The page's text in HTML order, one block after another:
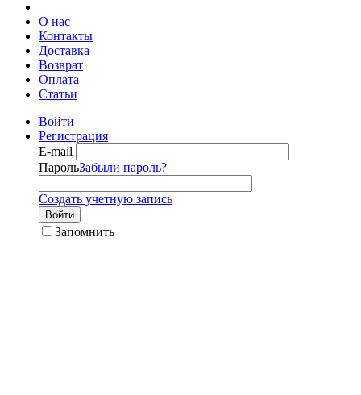
О нас
Контакты
Доставка
Возврат
Оплата
Статьи
Войти
Регистрация
E-mail
ПарольЗабыли пароль?
Создать учетную запись
Войти
Запомнить